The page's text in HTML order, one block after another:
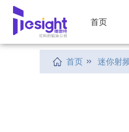
首页
首页 迷你射